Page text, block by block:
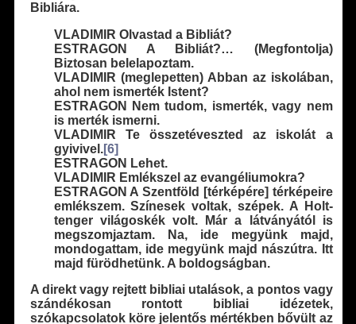
Bibliára.
VLADIMIR Olvastad a Bibliát?
ESTRAGON A Bibliát?… (Megfontolja)
Biztosan belelapoztam.
VLADIMIR (meglepetten) Abban az iskolában,
ahol nem ismerték Istent?
ESTRAGON Nem tudom, ismerték, vagy nem
is merték ismerni.
VLADIMIR Te összetéveszted az iskolát a
gyivivel.[6]
ESTRAGON Lehet.
VLADIMIR Emlékszel az evangéliumokra?
ESTRAGON A Szentföld [térképére] térképeire
emlékszem. Színesek voltak, szépek. A Holt-
tenger világoskék volt. Már a látványától is
megszomjaztam. Na, ide megyünk majd,
mondogattam, ide megyünk majd nászútra. Itt
majd fürödhetünk. A boldogságban.
A direkt vagy rejtett bibliai utalások, a pontos vagy
szándékosan rontott bibliai idézetek,
szókapcsolatok köre jelentős mértékben bővült az